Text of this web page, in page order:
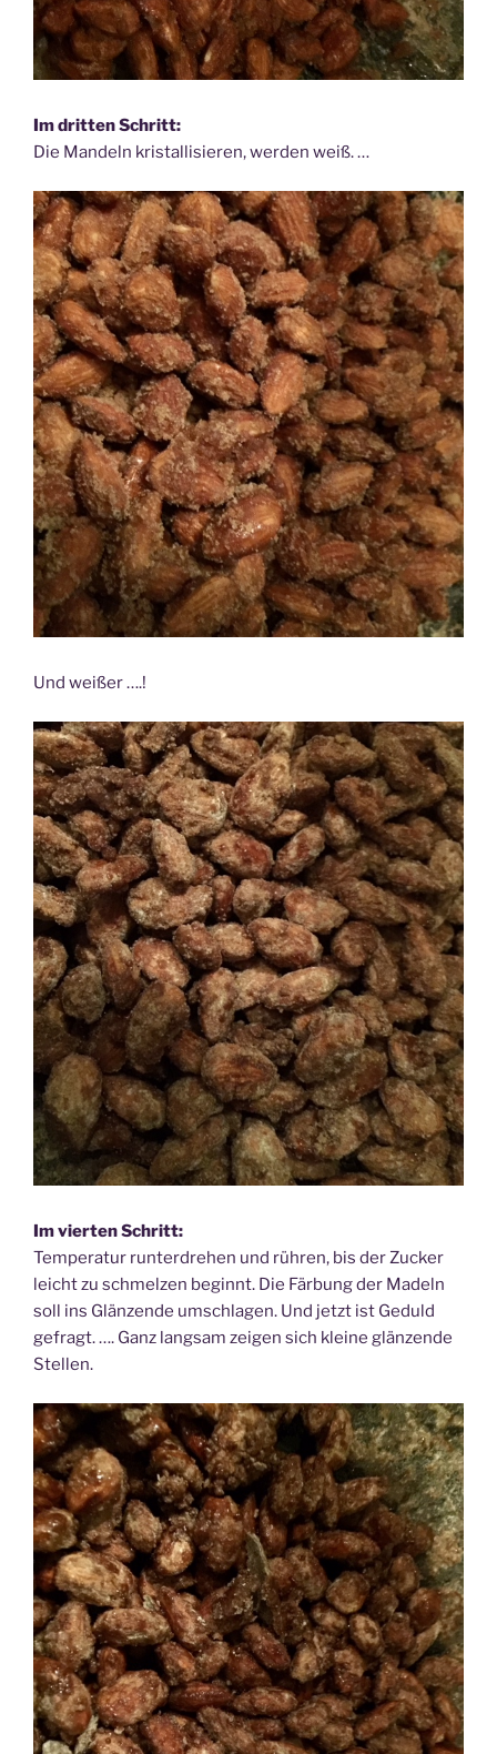
Im dritten Schritt:
Die Mandeln kristallisieren, werden weiß. …
Und weißer ….!
Im vierten Schritt:
Temperatur runterdrehen und rühren, bis der Zucker
leicht zu schmelzen beginnt. Die Färbung der Madeln
soll ins Glänzende umschlagen. Und jetzt ist Geduld
gefragt. …. Ganz langsam zeigen sich kleine glänzende
Stellen.